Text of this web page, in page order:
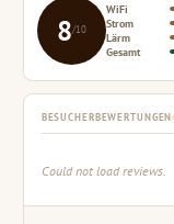
8/10
WiFi
Strom
Lärm
Gesamt
BESUCHERBEWERTUNGEN
Could not load reviews.